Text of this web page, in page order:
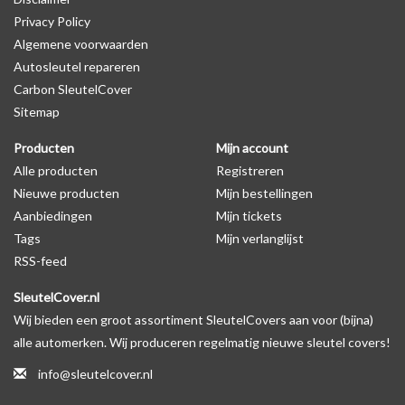
productfoto te kijken of er een logo zichtbaar is.
Levering
Voor 16:00 besteld = Dezelfde dag verzonden
Verzending naar België: 1/3 werkdagen
Specificaties
Merk: SleutelCover
Geschikt voor: Porsche
Gewicht: 20g
Materiaal: Siliconen
Geschikt voor o.a. de volgende modellen:
* Afhankelijk van het bouwjaar
voorbeeld in de productfoto's
Privacy Policy
Algemene voorwaarden
Autosleutel repareren
Carbon SleutelCover
Sitemap
Producten
Alle producten
Nieuwe producten
Aanbiedingen
Tags
RSS-feed
Mijn account
Registreren
Mijn bestellingen
Mijn tickets
Mijn verlanglijst
SleutelCover.nl
Wij bieden een groot assortiment SleutelCovers aan voor (bijna)
alle automerken. Wij produceren regelmatig nieuwe sleutel covers!
info@sleutelcover.nl